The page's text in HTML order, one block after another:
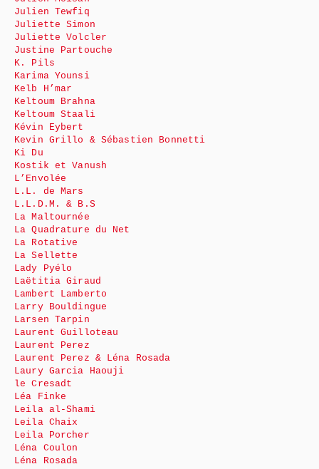
Julien Tewfiq
Juliette Simon
Juliette Volcler
Justine Partouche
K. Pils
Karima Younsi
Kelb H’mar
Keltoum Brahna
Keltoum Staali
Kévin Eybert
Kevin Grillo & Sébastien Bonnetti
Ki Du
Kostik et Vanush
L’Envolée
L.L. de Mars
L.L.D.M. & B.S
La Maltournée
La Quadrature du Net
La Rotative
La Sellette
Lady Pyélo
Laëtitia Giraud
Lambert Lamberto
Larry Bouldingue
Larsen Tarpin
Laurent Guilloteau
Laurent Perez
Laurent Perez & Léna Rosada
Laury Garcia Haouji
le Cresadt
Léa Finke
Leila al-Shami
Leila Chaix
Leila Porcher
Léna Coulon
Léna Rosada